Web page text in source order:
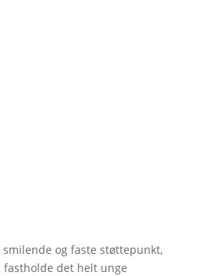
og faste støttepunkt,
det helt unge